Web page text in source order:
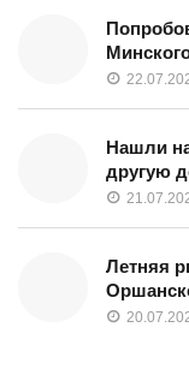
Нашли
другую
Летняя